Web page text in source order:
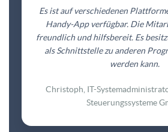
Es ist auf verschiedenen
Handy-App verfügbar. Die
freundlich und hilfsbereit. Es
als Schnittstelle zu anderen
werden kann.
Christoph, IT-
Steuerungssysteme